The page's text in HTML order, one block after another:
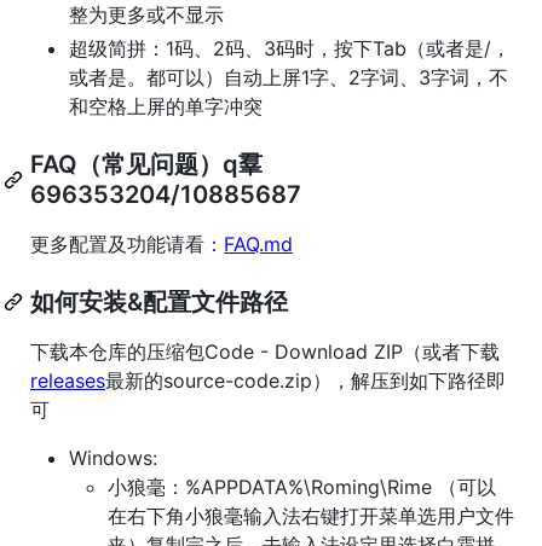
整为更多或不显示
超级简拼：1码、2码、3码时，按下Tab（或者是/，
或者是。都可以）自动上屏1字、2字词、3字词，不
和空格上屏的单字冲突
FAQ（常见问题）q羣
696353204/10885687
更多配置及功能请看： FAQ.md
如何安装&配置文件路径
下载本仓库的压缩包Code - Download ZIP（或者下载
releases最新的source-code.zip），解压到如下路径即
可
Windows:
小狼毫：%APPDATA%\Roming\Rime （可以
在右下角小狼毫输入法右键打开菜单选用户文件